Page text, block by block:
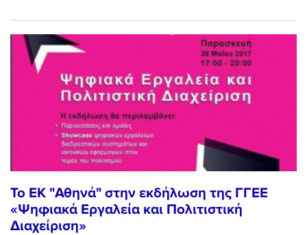
To EK "Αθηνά" στην εκδήλωση της ΓΓΕΕ
«Ψηφιακά Εργαλεία και Πολιτιστική
Διαχείριση»